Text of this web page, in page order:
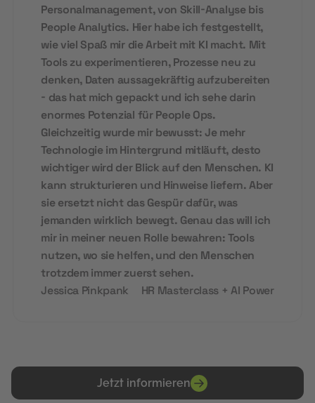
Personalmanagement, von Skill-Analyse bis
People Analytics. Hier habe ich festgestellt,
wie viel Spaß mir die Arbeit mit KI macht. Mit
Tools zu experimentieren, Prozesse neu zu
denken, Daten aussagekräftig aufzubereiten
- das hat mich gepackt und ich sehe darin
enormes Potenzial für People Ops.
Gleichzeitig wurde mir bewusst: Je mehr
Technologie im Hintergrund mitläuft, desto
wichtiger wird der Blick auf den Menschen. KI
kann strukturieren und Hinweise liefern. Aber
sie ersetzt nicht das Gespür dafür, was
jemanden wirklich bewegt. Genau das will ich
mir in meiner neuen Rolle bewahren: Tools
nutzen, wo sie helfen, und den Menschen
trotzdem immer zuerst sehen.
Jessica Pinkpank
HR Masterclass + AI Power
Jetzt informieren